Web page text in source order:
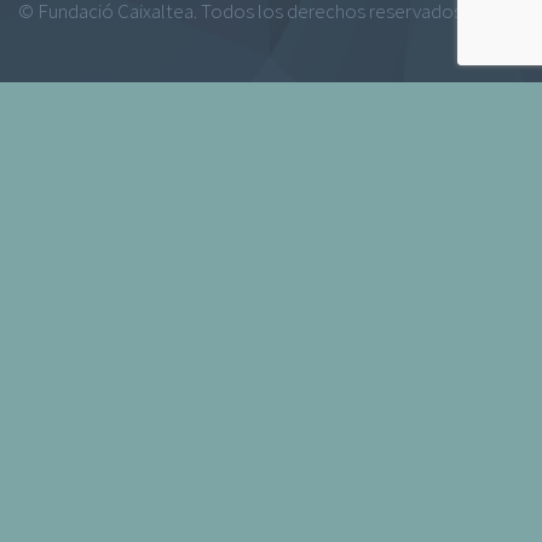
© Fundació Caixaltea. Todos los derechos reservados